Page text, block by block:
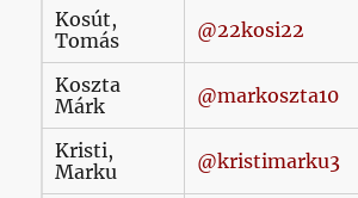
Kosút,
Tomás
@22kosi22
Koszta
Márk
@markoszta10
Kristi,
Marku
@kristimarku3